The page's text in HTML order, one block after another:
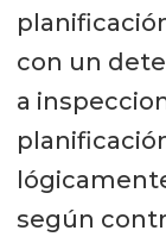
con un
a
según